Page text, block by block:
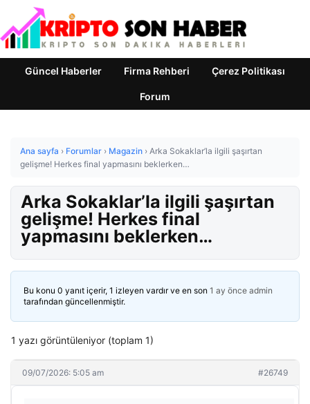
Güncel Haberler Firma Rehberi Çerez Politikası
Forum
Ana sayfa › Forumlar › Magazin › Arka Sokaklar’la ilgili şaşırtan
gelişme! Herkes final yapmasını beklerken…
Arka Sokaklar’la ilgili şaşırtan
gelişme! Herkes final
yapmasını beklerken…
Bu konu 0 yanıt içerir, 1 izleyen vardır ve en son 1 ay önce admin
tarafından güncellenmiştir.
1 yazı görüntüleniyor (toplam 1)
09/07/2026: 5:05 am #26749